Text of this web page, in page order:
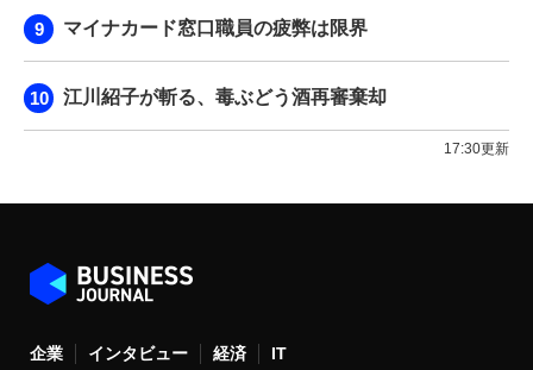
マイナカード窓口職員の疲弊は限界
江川紹子が斬る、毒ぶどう酒再審棄却
17:30更新
企業 インタビュー 経済 IT